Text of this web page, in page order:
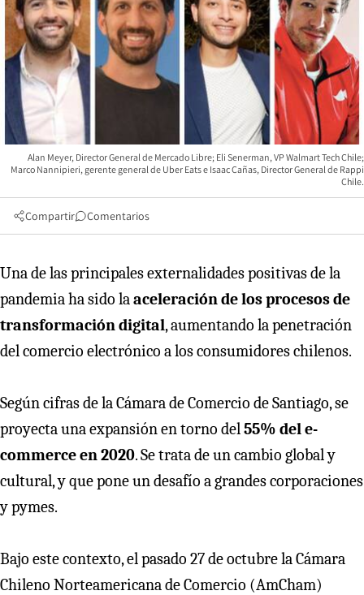
Alan Meyer, Director General de Mercado Libre; Eli Senerman, VP Walmart Tech Chile;
Marco Nannipieri, gerente general de Uber Eats e Isaac Cañas, Director General de Rappi
Chile.
Compartir Comentarios
Una de las principales externalidades positivas de la
pandemia ha sido laaceleración de los procesos de
transformación digital, aumentando la penetración
del comercio electrónico a los consumidores chilenos.
Según cifras de la Cámara de Comercio de Santiago, se
proyecta una expansión en torno del55% del e-
commerce en 2020. Se trata de un cambio global y
cultural, y que pone un desafío a grandes corporaciones
y pymes.
Bajo este contexto, el pasado 27 de octubre la Cámara
Chileno Norteamericana de Comercio (AmCham)